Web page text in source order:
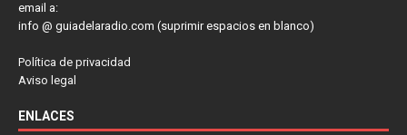
email a:
info @ guiadelaradio.com (suprimir espacios en blanco)
Política de privacidad
Aviso legal
ENLACES